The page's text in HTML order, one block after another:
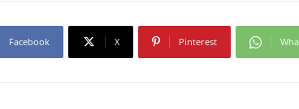
Facebook X Pinterest